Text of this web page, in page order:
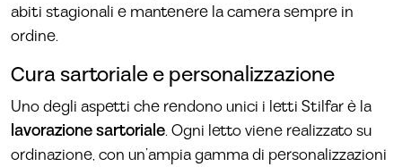
abiti stagionali e mantenere la camera sempre in
ordine.
Cura sartoriale e personalizzazione
Uno degli aspetti che rendono unici i letti Stilfar è la
lavorazione sartoriale. Ogni letto viene realizzato su
ordinazione, con un’ampia gamma di personalizzazioni